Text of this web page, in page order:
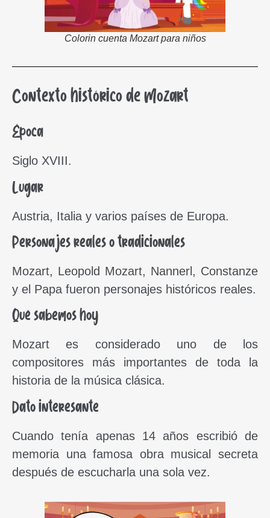
Colorin cuenta Mozart para niños
Contexto histórico de Mozart
Época
Siglo XVIII.
Lugar
Austria, Italia y varios países de Europa.
Personajes reales o tradicionales
Mozart, Leopold Mozart, Nannerl, Constanze
y el Papa fueron personajes históricos reales.
Qué sabemos hoy
Mozart es considerado uno de los
compositores más importantes de toda la
historia de la música clásica.
Dato interesante
Cuando tenía apenas 14 años escribió de
memoria una famosa obra musical secreta
después de escucharla una sola vez.